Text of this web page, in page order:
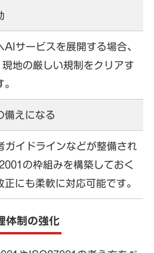
サービスを展開する場合、
地の厳しい規制をクリアす
備えになる
ガイドラインなどが整備され
の枠組みを構築しておく
にも柔軟に対応可能です。
体制の強化